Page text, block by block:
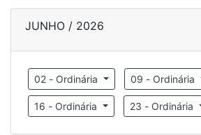
JUNHO / 2026
02 - Ordinária 09 - Ordinária
16 - Ordinária 23 - Ordinária